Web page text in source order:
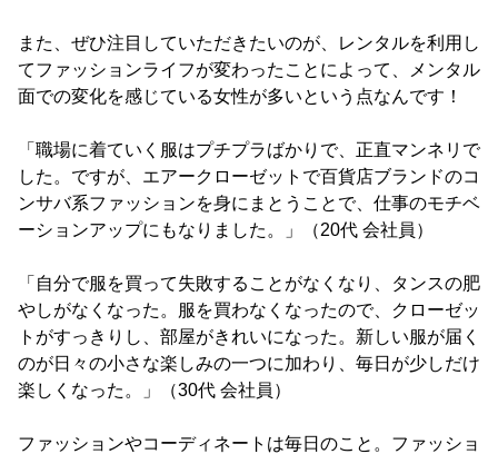
また、ぜひ注目していただきたいのが、レンタルを利用し
てファッションライフが変わったことによって、メンタル
面での変化を感じている女性が多いという点なんです！
「職場に着ていく服はプチプラばかりで、正直マンネリで
した。ですが、エアークローゼットで百貨店ブランドのコ
ンサバ系ファッションを身にまとうことで、仕事のモチベ
ーションアップにもなりました。」（20代 会社員）
「自分で服を買って失敗することがなくなり、タンスの肥
やしがなくなった。服を買わなくなったので、クローゼッ
トがすっきりし、部屋がきれいになった。新しい服が届く
のが日々の小さな楽しみの一つに加わり、毎日が少しだけ
楽しくなった。」（30代 会社員）
ファッションやコーディネートは毎日のこと。ファッショ